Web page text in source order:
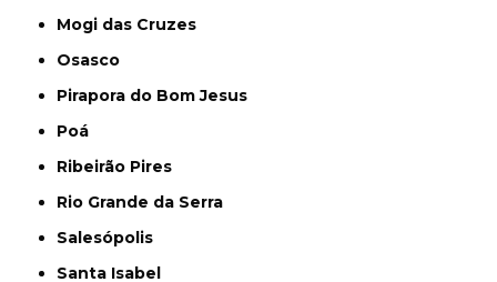
Mogi das Cruzes
Osasco
Pirapora do Bom Jesus
Poá
Ribeirão Pires
Rio Grande da Serra
Salesópolis
Santa Isabel